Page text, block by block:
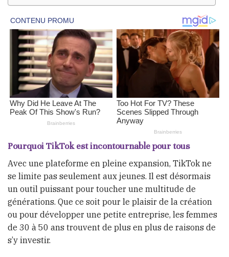
Pourquoi TikTok est incontournable pour tous
Avec une plateforme en pleine expansion, TikTok ne
se limite pas seulement aux jeunes. Il est désormais
un outil puissant pour toucher une multitude de
générations. Que ce soit pour le plaisir de la création
ou pour développer une petite entreprise, les femmes
de 30 à 50 ans trouvent de plus en plus de raisons de
s’y investir.